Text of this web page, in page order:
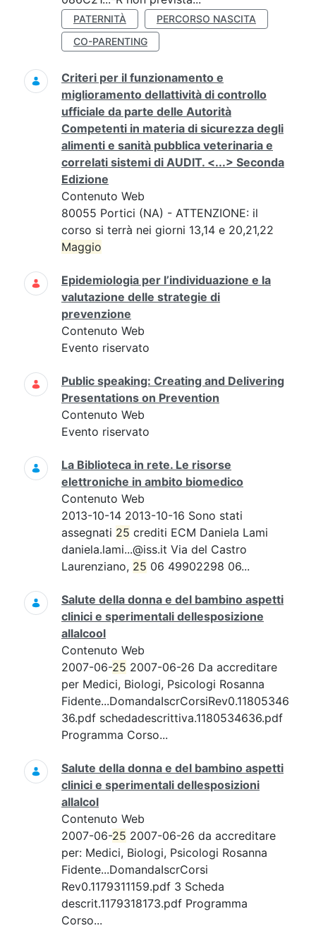
PATERNITÀ
PERCORSO NASCITA
CO-PARENTING
Criteri per il funzionamento e
miglioramento dellattività di controllo
ufficiale da parte delle Autorità
Competenti in materia di sicurezza degli
alimenti e sanità pubblica veterinaria e
correlati sistemi di AUDIT. <...> Seconda
Edizione
Contenuto Web
80055 Portici (NA) - ATTENZIONE: il
corso si terrà nei giorni 13,14 e 20,21,22
Maggio
Epidemiologia per l’individuazione e la
valutazione delle strategie di
prevenzione
Contenuto Web
Evento riservato
Public speaking: Creating and Delivering
Presentations on Prevention
Contenuto Web
Evento riservato
La Biblioteca in rete. Le risorse
elettroniche in ambito biomedico
Contenuto Web
2013-10-14 2013-10-16 Sono stati
assegnati 25 crediti ECM Daniela Lami
daniela.lami...@iss.it Via del Castro
Laurenziano, 25 06 49902298 06...
Salute della donna e del bambino aspetti
clinici e sperimentali dellesposizione
allalcool
Contenuto Web
2007-06-25 2007-06-26 Da accreditare
per Medici, Biologi, Psicologi Rosanna
Fidente...DomandaIscrCorsiRev0.11805346
36.pdf schedadescrittiva.1180534636.pdf
Programma Corso...
Salute della donna e del bambino aspetti
clinici e sperimentali dellesposizioni
allalcol
Contenuto Web
2007-06-25 2007-06-26 da accreditare
per: Medici, Biologi, Psicologi Rosanna
Fidente...DomandaIscrCorsi
Rev0.1179311159.pdf 3 Scheda
descrit.1179318173.pdf Programma
Corso...